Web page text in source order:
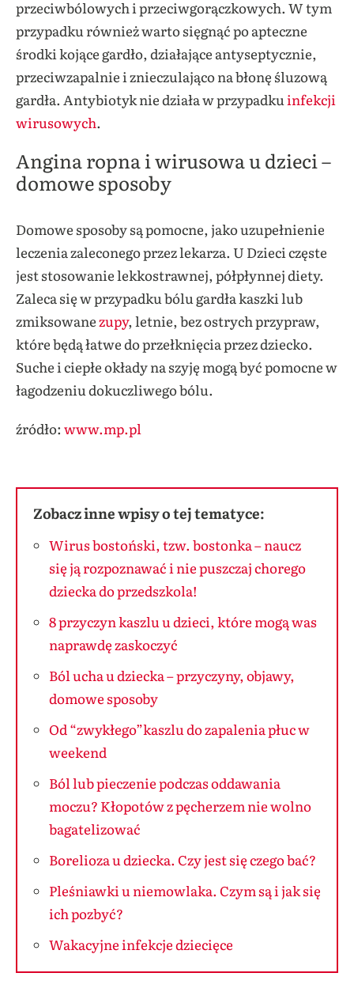
przeciwbólowych i przeciwgorączkowych. W tym
przypadku również warto sięgnąć po apteczne
środki kojące gardło, działające antyseptycznie,
przeciwzapalnie i znieczulająco na błonę śluzową
gardła. Antybiotyk nie działa w przypadku infekcji
wirusowych.
Angina ropna i wirusowa u dzieci –
domowe sposoby
Domowe sposoby są pomocne, jako uzupełnienie
leczenia zaleconego przez lekarza. U Dzieci częste
jest stosowanie lekkostrawnej, półpłynnej diety.
Zaleca się w przypadku bólu gardła kaszki lub
zmiksowanezupy, letnie, bez ostrych przypraw,
które będą łatwe do przełknięcia przez dziecko.
Suche i ciepłe okłady na szyję mogą być pomocne w
łagodzeniu dokuczliwego bólu.
źródło: www.mp.pl
Zobacz inne wpisy o tej tematyce:
Wirus bostoński, tzw. bostonka – naucz
się ją rozpoznawać i nie puszczaj chorego
dziecka do przedszkola!
8 przyczyn kaszlu u dzieci, które mogą was
naprawdę zaskoczyć
Ból ucha u dziecka – przyczyny, objawy,
domowe sposoby
Od “zwykłego”kaszlu do zapalenia płuc w
weekend
Ból lub pieczenie podczas oddawania
moczu? Kłopotów z pęcherzem nie wolno
bagatelizować
Borelioza u dziecka. Czy jest się czego bać?
Pleśniawki u niemowlaka. Czym są i jak się
ich pozbyć?
Wakacyjne infekcje dziecięce